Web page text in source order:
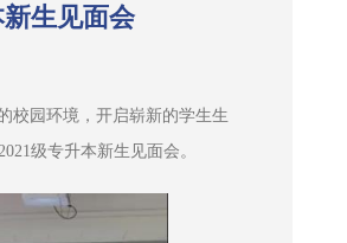
生见面会
校园环境，开启崭新的学生生
级专升本新生见面会。